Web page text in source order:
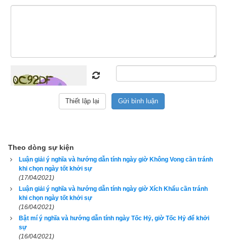
Khẩu).
Ngày mùng 1 (ngày sóc)
1
Tháng 1, tháng 7
Tháng 2, tháng 8
Lưu Liên
Tháng 3, tháng 9
Tiểu Cát
6
Tháng 6, tháng 12
Sau khi biết được ngày mùng 1 thì ta tính được ngày tiếp theo
dựa trên trật tự 6 ngày theo như sau:
1 – Đại An
2 – Lưu Liên (có sách gọi là Hữu Dẫn) có website viết nhầm
thành Lưu Niên
Theo dòng sự kiện
Luận giải ý nghĩa và hướng dẫn tính ngày giờ Không Vong cần tránh
khi chọn ngày tốt khởi sự
(17/04/2021)
Luận giải ý nghĩa và hướng dẫn tính ngày giờ Xích Khẩu cần tránh
khi chọn ngày tốt khởi sự
(16/04/2021)
Bật mí ý nghĩa và hướng dẫn tính ngày Tốc Hỷ, giờ Tốc Hỷ để khởi
sự
(16/04/2021)